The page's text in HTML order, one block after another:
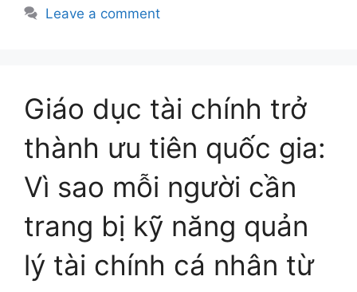
Leave a comment
Giáo dục tài chính trở
thành ưu tiên quốc gia:
Vì sao mỗi người cần
trang bị kỹ năng quản
lý tài chính cá nhân từ